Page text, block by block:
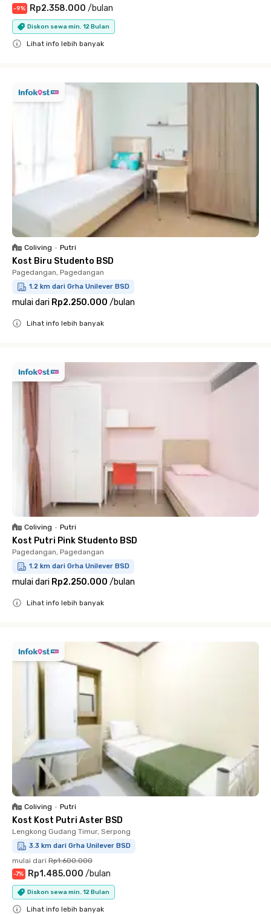
-9% Rp2.358.000 /bulan
Diskon sewa min. 12 Bulan
Lihat info lebih banyak
Coliving • Putri
Kost Biru Studento BSD
Pagedangan, Pagedangan
1.2 km dari Grha Unilever BSD
mulai dari Rp2.250.000 /bulan
Lihat info lebih banyak
Coliving • Putri
Kost Putri Pink Studento BSD
Pagedangan, Pagedangan
1.2 km dari Grha Unilever BSD
mulai dari Rp2.250.000 /bulan
Lihat info lebih banyak
Coliving • Putri
Kost Kost Putri Aster BSD
Lengkong Gudang Timur, Serpong
3.3 km dari Grha Unilever BSD
mulai dari Rp1.600.000
-7% Rp1.485.000 /bulan
Diskon sewa min. 12 Bulan
Lihat info lebih banyak